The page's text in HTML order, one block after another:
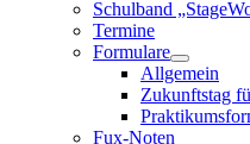
Schulband
Termine
Formulare
Allgemein
Zukunftstag
Fux-Noten